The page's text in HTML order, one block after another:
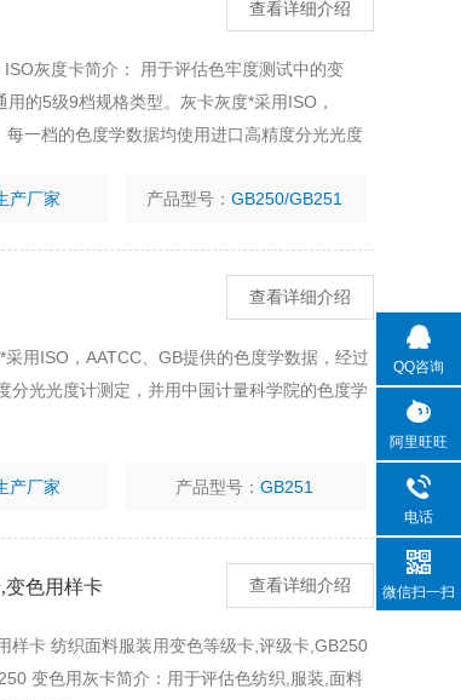
查看详细介绍
灰度卡简介： 用于评估色牢度测试中的变
的5级9档规格类型。灰卡灰度*采用ISO，
一档的色度学数据均使用进口高精度分光光度
产厂家 产品型号：GB250/GB251
查看详细介绍
用ISO，AATCC、GB提供的色度学数据，经过
分光光度计测定，并用中国计量科学院的色度学
产厂家 产品型号：GB251
变色用样卡 查看详细介绍
样卡 纺织面料服装用变色等级卡,评级卡,GB250
变色用灰卡简介：用于评估色纺织,服装,面料
QQ咨询
阿里旺旺
电话
微信扫一扫